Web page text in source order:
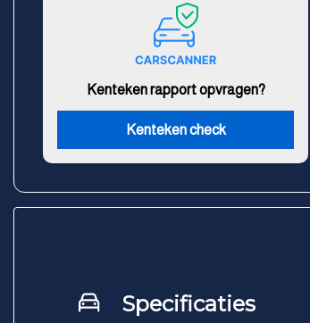
Kenteken rapport opvragen?
Kenteken check
Specificaties